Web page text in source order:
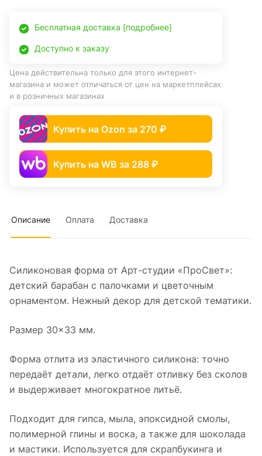
Бесплатная доставка [подробнее]
Доступно к заказу
Цена действительна только для этого интернет-
магазина и может отличаться от цен на маркетплейсах
и в розничных магазинах
Купить на Ozon за 270 ₽
Купить на WB за 288 ₽
Описание Оплата Доставка
Силиконовая форма от Арт-студии «ПроСвет»:
детский барабан с палочками и цветочным
орнаментом. Нежный декор для детской тематики.
Размер 30×33 мм.
Форма отлита из эластичного силикона: точно
передаёт детали, легко отдаёт отливку без сколов
и выдерживает многократное литьё.
Подходит для гипса, мыла, эпоксидной смолы,
полимерной глины и воска, а также для шоколада
и мастики. Используется для скрапбукинга и